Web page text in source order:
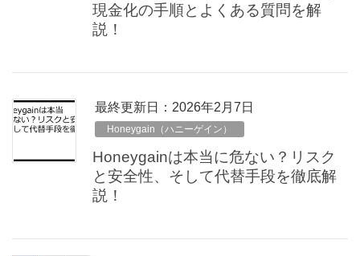
現金化の手順とよくある質問を解
説！
最終更新日：2026年2月7日
Honeygain（ハニーゲイン）
Honeygainは本当に危ない？リスク
と安全性、そして代替手段を徹底解
説！